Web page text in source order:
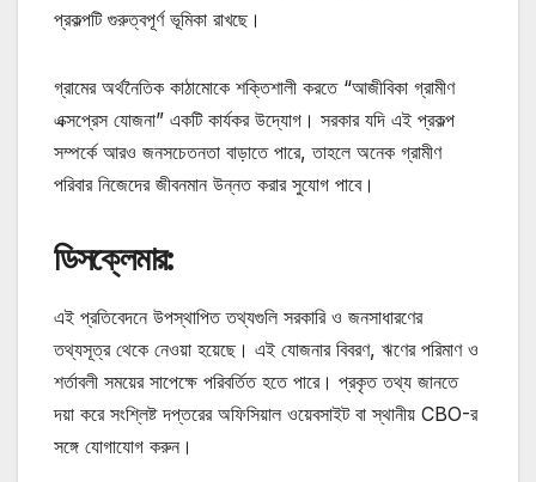
প্রকল্পটি গুরুত্বপূর্ণ ভূমিকা রাখছে।
গ্রামের অর্থনৈতিক কাঠামোকে শক্তিশালী করতে “আজীবিকা গ্রামীণ
এক্সপ্রেস যোজনা” একটি কার্যকর উদ্যোগ। সরকার যদি এই প্রকল্প
সম্পর্কে আরও জনসচেতনতা বাড়াতে পারে, তাহলে অনেক গ্রামীণ
পরিবার নিজেদের জীবনমান উন্নত করার সুযোগ পাবে।
ডিসক্লেমার:
এই প্রতিবেদনে উপস্থাপিত তথ্যগুলি সরকারি ও জনসাধারণের
তথ্যসূত্র থেকে নেওয়া হয়েছে। এই যোজনার বিবরণ, ঋণের পরিমাণ ও
শর্তাবলী সময়ের সাপেক্ষে পরিবর্তিত হতে পারে। প্রকৃত তথ্য জানতে
দয়া করে সংশ্লিষ্ট দপ্তরের অফিসিয়াল ওয়েবসাইট বা স্থানীয় CBO-র
সঙ্গে যোগাযোগ করুন।